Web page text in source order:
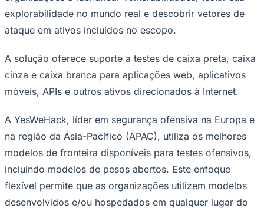
Divulgar Vagas
Publicidade Legal
Negócios Regionais
Segurança Regional
Hospitais Estaduais
Parques & Represas
Cidades da Região
do Bom JesusAraçariguama CajamarCaieirasFranco da
Francisco Morato Taboão da SerraEmbu das Artes
Para Sua Empresa
Guia de Empresas
Vagas na RegiãoNovo
Hub de Negócios
explorabilidade no mundo real e descobrir vetores de
ataque em ativos incluídos no escopo.
A solução oferece suporte a testes de caixa preta, caixa
cinza e caixa branca para aplicações web, aplicativos
móveis, APIs e outros ativos direcionados à Internet.
A YesWeHack, líder em segurança ofensiva na Europa e
na região da Ásia-Pacífico (APAC), utiliza os melhores
modelos de fronteira disponíveis para testes ofensivos,
incluindo modelos de pesos abertos. Este enfoque
flexível permite que as organizações utilizem modelos
desenvolvidos e/ou hospedados em qualquer lugar do